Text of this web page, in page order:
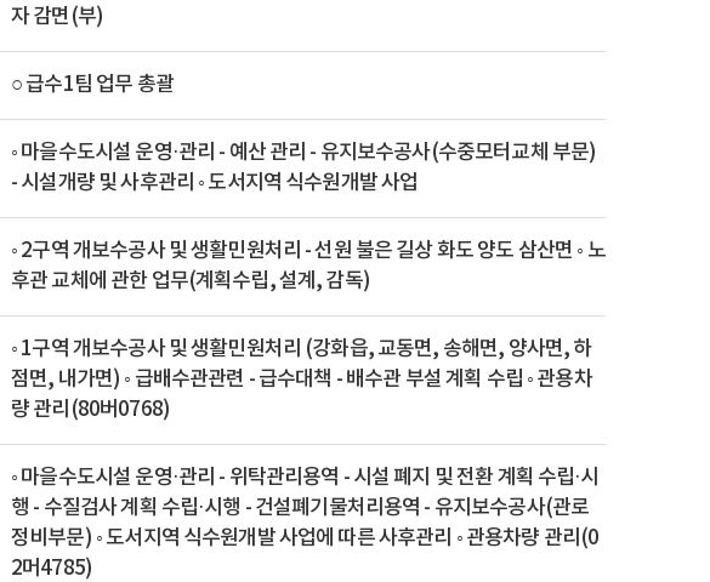
자 감면(부)
○ 급수1팀 업무 총괄
◦ 마을수도시설 운영·관리 - 예산 관리 - 유지보수공사(수중모터교체 부문)
- 시설개량 및 사후관리 ◦ 도서지역 식수원개발 사업
◦ 2구역 개보수공사 및 생활민원처리 - 선원 불은 길상 화도 양도 삼산면 ◦ 노
후관 교체에 관한 업무(계획수립, 설계, 감독)
◦ 1구역 개보수공사 및 생활민원처리 (강화읍, 교동면, 송해면, 양사면, 하
점면, 내가면) ◦ 급배수관관련 - 급수대책 - 배수관 부설 계획 수립 ◦ 관용차
량 관리(80버0768)
◦ 마을수도시설 운영·관리 - 위탁관리용역 - 시설 폐지 및 전환 계획 수립·시
행 - 수질검사 계획 수립·시행 - 건설폐기물처리용역 - 유지보수공사(관로
정비부문) ◦ 도서지역 식수원개발 사업에 따른 사후관리 ◦ 관용차량 관리(0
2머4785)